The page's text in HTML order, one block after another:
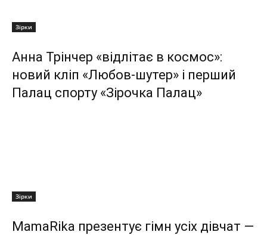
Зірки
Анна Трінчер «відлітає в космос»:
новий кліп «Любов-шутер» і перший
Палац спорту «Зірочка Палац»
Зірки
MamaRika презентує гімн усіх дівчат —